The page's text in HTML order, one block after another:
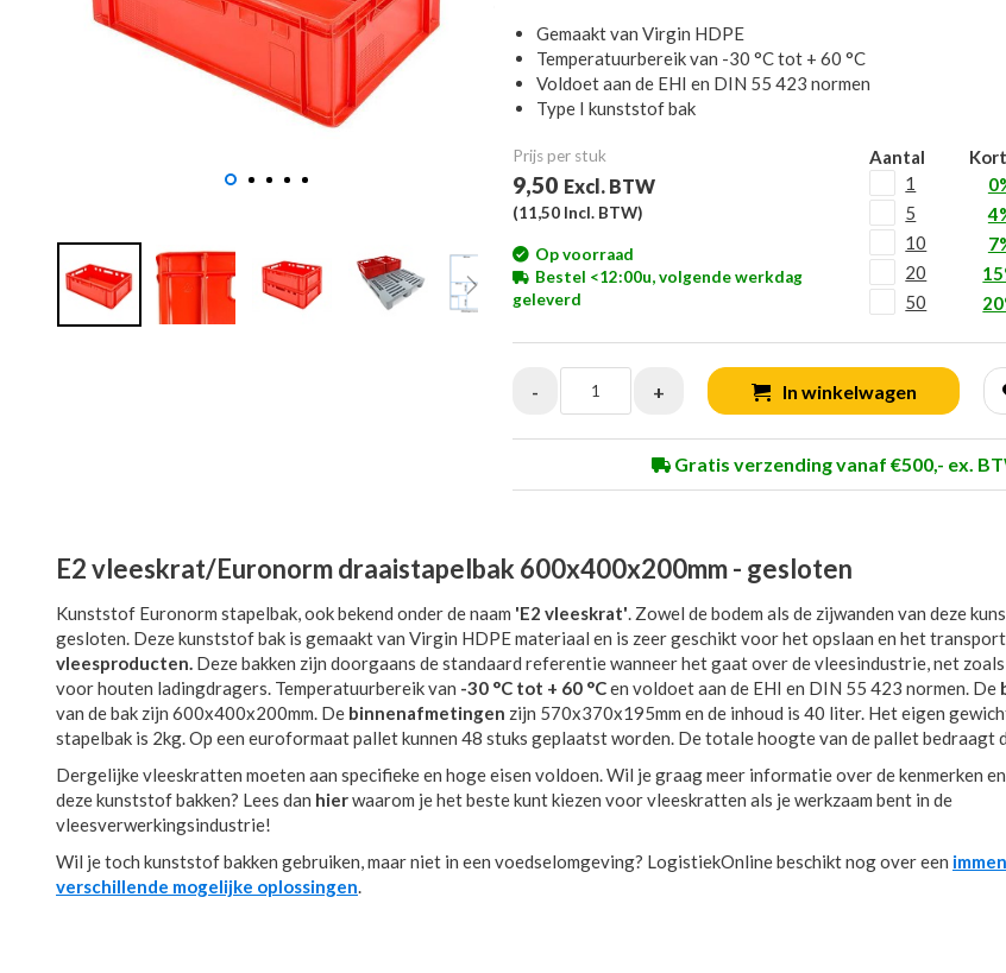
Gemaakt van Virgin HDPE
Temperatuurbereik van -30 °C tot + 60 °C
Voldoet aan de EHI en DIN 55 423 normen
Type I kunststof bak
Prijs per stuk
9,50 Excl. BTW
(11,50 Incl. BTW)
Op voorraad
Bestel <12:00u, volgende werkdag
geleverd
Aantal
1
5
10
20
50
- + In winkelwagen
Gratis verzending vanaf €500,- ex.
E2 vleeskrat/Euronorm draaistapelbak 600x400x200mm - gesloten
Kunststof Euronorm stapelbak, ook bekend onder de naam 'E2 vleeskrat'. Zowel de bodem als de zijwanden van deze
gesloten. Deze kunststof bak is gemaakt van Virgin HDPE materiaal en is zeer geschikt voor het opslaan en het
vleesproducten. Deze bakken zijn doorgaans de standaard referentie wanneer het gaat over de vleesindustrie, net
voor houten ladingdragers. Temperatuurbereik van -30 °C tot + 60 °Cen voldoet aan de EHI en DIN 55 423 normen. De
van de bak zijn 600x400x200mm. De binnenafmetingen zijn 570x370x195mm en de inhoud is 40 liter. Het eigen
stapelbak is 2kg. Op een euroformaat pallet kunnen 48 stuks geplaatst worden. De totale hoogte van de pallet bedraagt
Dergelijke vleeskratten moeten aan specifieke en hoge eisen voldoen. Wil je graag meer informatie over de kenmerken
deze kunststof bakken? Lees dan hierwaarom je het beste kunt kiezen voor vleeskratten als je werkzaam bent in de
vleesverwerkingsindustrie!
Wil je toch kunststof bakken gebruiken, maar niet in een voedselomgeving? LogistiekOnline beschikt nog over een
verschillende mogelijke oplossingen.